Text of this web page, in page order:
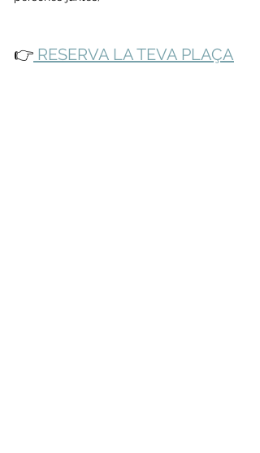
👉 RESERVA LA TEVA PLAÇA